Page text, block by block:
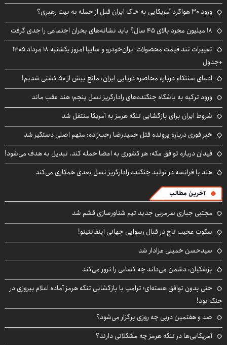
ورود ۳۰ هواگرد آمریکایی به خاک ایران قبل از حمله به بیت رهبری؟
۱۸ میلیون مجرد بالای ۴۵ سال؟ باید نشانه‌های بحران اجتماعی را جدی گرفت
تغییرات تند قیمت محصولات ایران‌خودرو و سایپا امروز یکشنبه ۱۸ مرداد ۱۴۰۵
+جدول
ادعای سنتکام درباره محاصره دریایی ایران: مانع بیش از ۵۰ کشتی شدیم!
ورود ترکیه به باشگاه جنگنده‌های رادارگریز نسل پنجم؛ هند عقب ماند
شروط ایران برای بازگشایی تنگه هرمز به آمریکا منتقل شد
خبر فوری درباره پرونده قتل حمیدرضا رجب‌زاده: متهم اصلی دستگیر شد
فیدان درباره توافق مکه: هر کشوری به اعضا حمله کند، تبدیل به هدف می‌شود!
هند با فرانسه در تولید جنگنده رادارگریز نسل بعدی همکاری می‌کند
آخرین مطالب
مجتبی جباری سرمربی جدید تیم شناورسازی قشم شد
سکوت عجیب تاج در قبال رسوایی جهانی اینفانتینو!
سیدحسن خمینی عزادار شد
پزشکیان: دشمن می‌داند چه کسانی را ترور می‌کند
حتی بدون توافق هسته‌ای؛ ترامپ با بازگشایی تنگه هرمز آماده اعلام پیروزی در
جنگ بود!
صد و هفتمین دربی چه روزی برگزار می‌شود؟
آمریکایی‌ها در تنگه هرمز چه مشکلاتی دارند؟